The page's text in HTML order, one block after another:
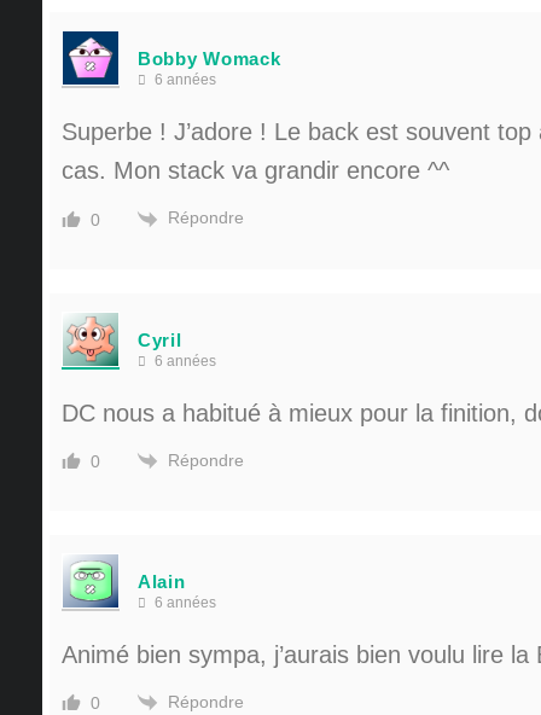
Bobby Womack
6 années
Superbe ! J’adore ! Le back est souvent top
cas. Mon stack va grandir encore ^^
0 Répondre
Cyril
6 années
DC nous a habitué à mieux pour la finition,
0 Répondre
Alain
6 années
Animé bien sympa, j’aurais bien voulu lire la
0 Répondre